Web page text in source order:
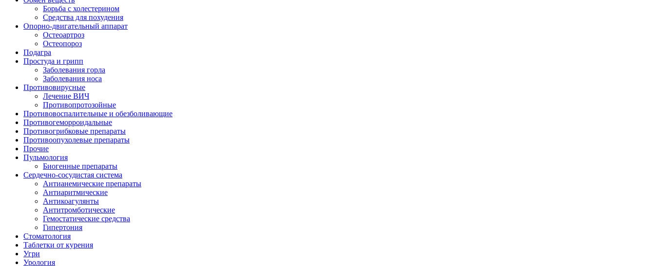
Борьба с холестерином
Средства для похудения
Опорно-двигательный аппарат
Остеоартроз
Остеопороз
Подагра
Простуда и грипп
Заболевания горла
Заболевания носа
Противовирусные
Лечение ВИЧ
Противопротозойные
Противовоспалительные и обезболивающие
Противогеморроидальные
Противогрибковые препараты
Противоопухолевые препараты
Прочие
Пульмология
Биогенные препараты
Сердечно-сосудистая система
Антианемические препараты
Антиаритмические
Антикоагулянты
Антитромботические
Гемостатические средства
Гипертония
Стоматология
Таблетки от курения
Угри
Урология